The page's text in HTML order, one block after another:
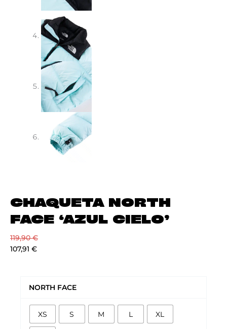
CHAQUETA NORTH
FACE ‘AZUL CIELO’
119,90€
107,91 €
NORTH FACE
XS S M L XL
'AZUL
CIELO'
cantidad